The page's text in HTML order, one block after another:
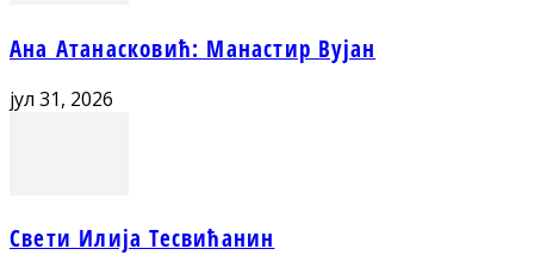
Ана Атанасковић: Манастир Вујан
јул 31, 2026
Свети Илија Тесвићанин